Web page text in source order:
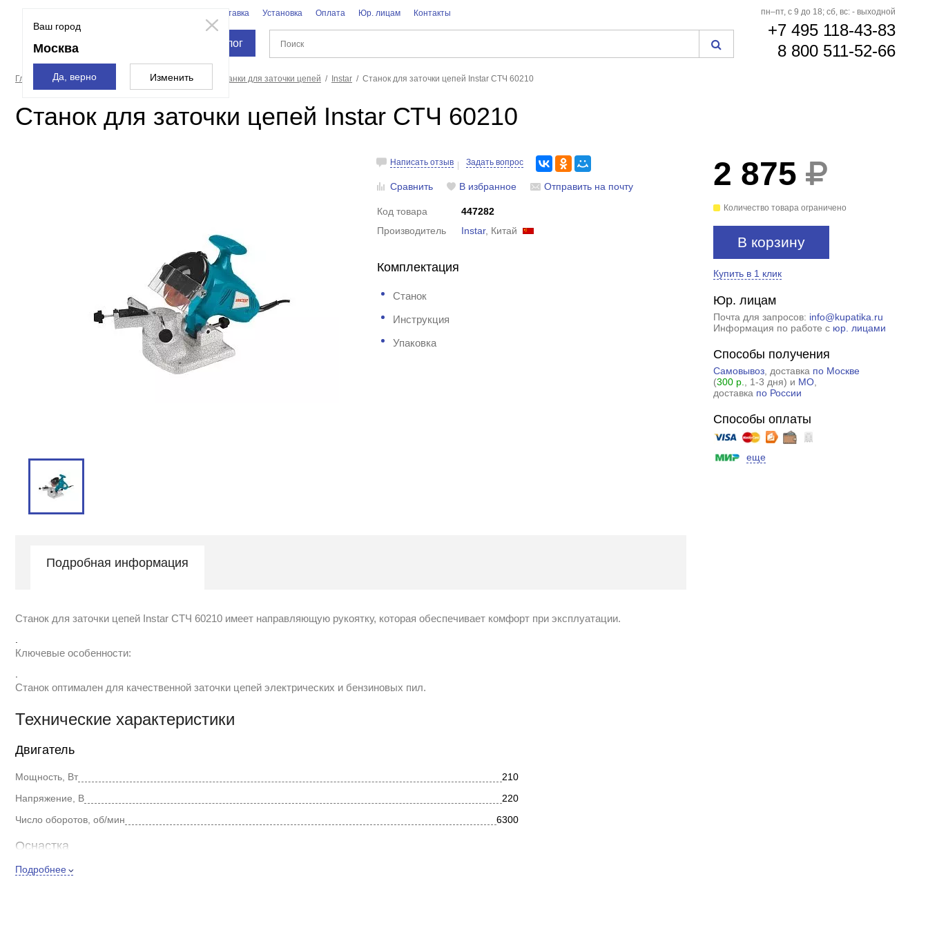
Ваш город
Москва
Да, верно Изменить
Доставка Установка Оплата Юр. лицам Контакты
Каталог
пн–пт, с 9 до 18; сб, вс: - выходной
+7 495 118-43-83
8 800 511-52-66
Главная страница Точильные станки Станки для заточки цепей Instar Станок для заточки цепей Instar СТЧ 60210
Станок для заточки цепей Instar СТЧ 60210
Написать отзыв Задать вопрос
Сравнить В избранное Отправить на почту
Код товара
447282
Производитель
Instar, Китай
Комплектация
Станок
Инструкция
Упаковка
2 875
Количество товара ограничено
В корзину
Купить в 1 клик
Юр. лицам
Почта для запросов: info@kupatika.ru
Информация по работе с юр. лицами
Способы получения
Самовывоз, доставка по Москве
(300 р. , 1-3 дня) и МО,
доставка по России
Способы оплаты
еще
Подробная информация
Станок для заточки цепей Instar СТЧ 60210 имеет направляющую рукоятку, которая обеспечивает комфорт при эксплуатации.
Ключевые особенности:
Станок оптимален для качественной заточки цепей электрических и бензиновых пил.
Технические характеристики
Двигатель
Мощность, Вт
210
Напряжение, В
220
Число оборотов, об/мин
6300
Оснастка
Посадочный диаметр, мм
Подробнее